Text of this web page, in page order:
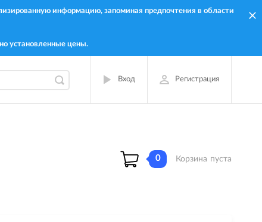
информацию, запоминая предпочтения в области
установленные цены.
Вход Регистрация
0 Корзина пуста